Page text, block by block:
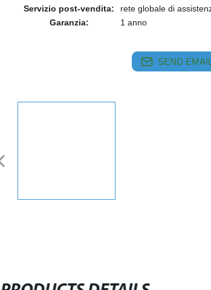
Servizio post-vendita:
rete globale di
Garanzia:
1 anno
SEND